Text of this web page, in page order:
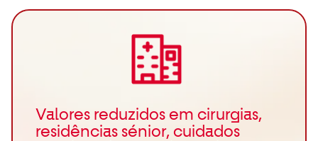
Valores reduzidos em cirurgias,
residências sénior, cuidados